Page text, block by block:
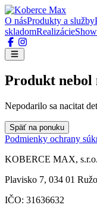
O násProdukty a služby
skladomRealizácie
Produkt nebol
Nepodarilo sa nacitat
Späť na ponuku
Podmienky ochrany
KOBERCE MAX, s.r.o.
Plavisko 7, 034 01
IČO: 31636632